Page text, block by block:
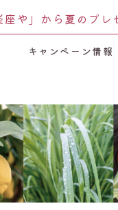
オンライン予約は
座や」から夏のプ
キャンペーン情報